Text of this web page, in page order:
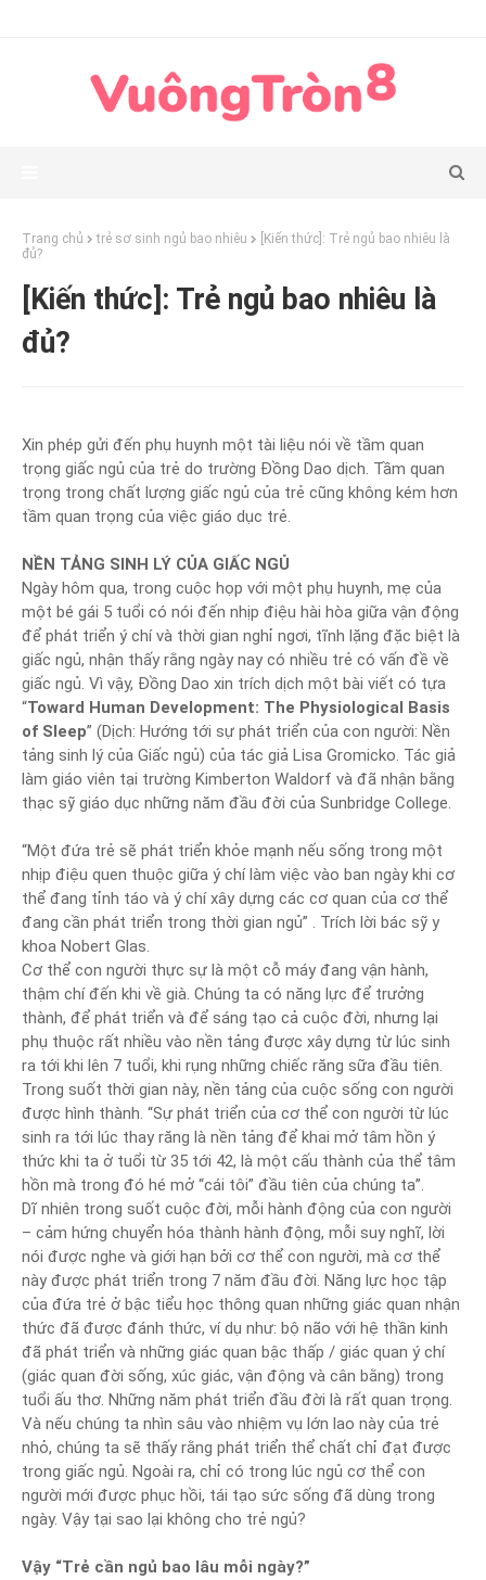
Trang chủ trẻ sơ sinh ngủ bao nhiêu
[Kiến thức]: Trẻ ngủ bao nhiêu là
đủ?
[Kiến thức]: Trẻ ngủ bao nhiêu là
đủ?
Xin phép gửi đến phụ huynh một tài liệu nói về tầm quan
trọng giấc ngủ của trẻ do trường Đồng Dao dịch. Tầm quan
trọng trong chất lượng giấc ngủ của trẻ cũng không kém hơn
tầm quan trọng của việc giáo dục trẻ.
NỀN TẢNG SINH LÝ CỦA GIẤC NGỦ
Ngày hôm qua, trong cuộc họp với một phụ huynh, mẹ của
một bé gái 5 tuổi có nói đến nhịp điệu hài hòa giữa vận động
để phát triển ý chí và thời gian nghỉ ngơi, tĩnh lặng đặc biệt là
giấc ngủ, nhận thấy rằng ngày nay có nhiều trẻ có vấn đề về
giấc ngủ. Vì vậy, Đồng Dao xin trích dịch một bài viết có tựa
“Toward Human Development: The Physiological Basis
of Sleep” (Dịch: Hướng tới sự phát triển của con người: Nền
tảng sinh lý của Giấc ngủ) của tác giả Lisa Gromicko. Tác giả
làm giáo viên tại trường Kimberton Waldorf và đã nhận bằng
thạc sỹ giáo dục những năm đầu đời của Sunbridge College.
“Một đứa trẻ sẽ phát triển khỏe mạnh nếu sống trong một
nhịp điệu quen thuộc giữa ý chí làm việc vào ban ngày khi cơ
thể đang tỉnh táo và ý chí xây dựng các cơ quan của cơ thể
đang cần phát triển trong thời gian ngủ” . Trích lời bác sỹ y
khoa Nobert Glas.
Cơ thể con người thực sự là một cỗ máy đang vận hành,
thậm chí đến khi về già. Chúng ta có năng lực để trưởng
thành, để phát triển và để sáng tạo cả cuộc đời, nhưng lại
phụ thuộc rất nhiều vào nền tảng được xây dựng từ lúc sinh
ra tới khi lên 7 tuổi, khi rụng những chiếc răng sữa đầu tiên.
Trong suốt thời gian này, nền tảng của cuộc sống con người
được hình thành. “Sự phát triển của cơ thể con người từ lúc
sinh ra tới lúc thay răng là nền tảng để khai mở tâm hồn ý
thức khi ta ở tuổi từ 35 tới 42, là một cấu thành của thể tâm
hồn mà trong đó hé mở “cái tôi” đầu tiên của chúng ta”.
Dĩ nhiên trong suốt cuộc đời, mỗi hành động của con người
– cảm hứng chuyển hóa thành hành động, mỗi suy nghĩ, lời
nói được nghe và giới hạn bởi cơ thể con người, mà cơ thể
này được phát triển trong 7 năm đầu đời. Năng lực học tập
của đứa trẻ ở bậc tiểu học thông quan những giác quan nhận
thức đã được đánh thức, ví dụ như: bộ não với hệ thần kinh
đã phát triển và những giác quan bậc thấp / giác quan ý chí
(giác quan đời sống, xúc giác, vận động và cân bằng) trong
tuổi ấu thơ. Những năm phát triển đầu đời là rất quan trọng.
Và nếu chúng ta nhìn sâu vào nhiệm vụ lớn lao này của trẻ
nhỏ, chúng ta sẽ thấy rằng phát triển thể chất chỉ đạt được
trong giấc ngủ. Ngoài ra, chỉ có trong lúc ngủ cơ thể con
người mới được phục hồi, tái tạo sức sống đã dùng trong
ngày. Vậy tại sao lại không cho trẻ ngủ?
Vậy “Trẻ cần ngủ bao lâu mỗi ngày?”